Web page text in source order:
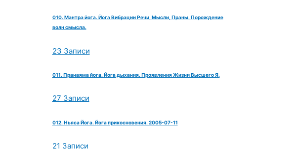
010. Мантра йога. Йога Вибрации Речи, Мысли, Праны. Порождение
волн смысла.
23 Записи
011. Пранаяма йога. Йога дыхания. Проявления Жизни Высшего Я.
27 Записи
012. Ньяса Йога. Йога прикосновения. 2005-07-11
21 Записи